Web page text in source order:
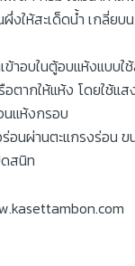
ผึ่งให้สะเด็ดน้ำ เกลี่ย
ข้าอบในตู้อบแห้งแบบ
ากให้แห้ง โดยใช้แส
แห้งกรอบ
ร่อนผ่านตะแกรงร่อน
สนิท